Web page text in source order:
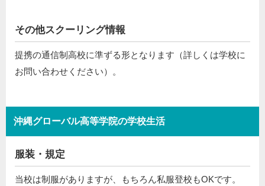
その他スクーリング情報
提携の通信制高校に準ずる形となります（詳しくは学校に
お問い合わせください）。
沖縄グローバル高等学院の学校生活
服装・規定
当校は制服がありますが、もちろん私服登校もOKです。